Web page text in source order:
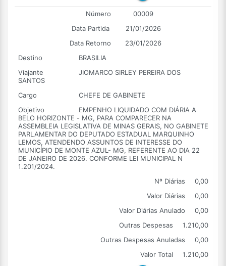
Número
00009
Data Partida
21/01/2026
Data Retorno
23/01/2026
Destino
BRASILIA
Viajante
JIOMARCO SIRLEY PEREIRA DOS
SANTOS
Cargo
CHEFE DE GABINETE
Objetivo
EMPENHO LIQUIDADO COM DIÁRIA A
BELO HORIZONTE - MG, PARA COMPARECER NA
ASSEMBLEIA LEGISLATIVA DE MINAS GERAIS, NO GABINETE
PARLAMENTAR DO DEPUTADO ESTADUAL MARQUINHO
LEMOS, ATENDENDO ASSUNTOS DE INTERESSE DO
MUNICÍPIO DE MONTE AZUL- MG, REFERENTE AO DIA 22
DE JANEIRO DE 2026. CONFORME LEI MUNICIPAL N
1.201/2024.
Nº Diárias
0,00
Valor Diárias
0,00
Valor Diárias Anulado
0,00
Outras Despesas
1.210,00
Outras Despesas Anuladas
0,00
Valor Total
1.210,00